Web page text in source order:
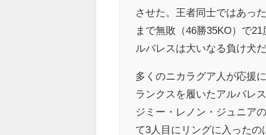
させた。王者同士ではあっ
まで無敗（46勝35KO）で
ルバレスは大いなる負け犬
多くのニカラグア人が応援
ランクスを履いたアルバレ
ジミー・レノン・ジュニア
て3人目にリングに入った